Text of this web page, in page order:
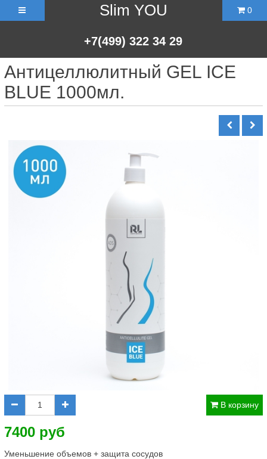
Slim YOU
+7(499) 322 34 29
0
Антицеллюлитный GEL ICE
BLUE 1000мл.
В корзину
7400 руб
Уменьшение объемов + защита сосудов